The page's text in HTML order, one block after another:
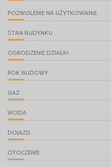
POZWOLENIE NA UŻYTKOWANIE
STAN BUDYNKU
OGRODZENIE DZIAŁKI
ROK BUDOWY
GAZ
WODA
DOJAZD
OTOCZENIE